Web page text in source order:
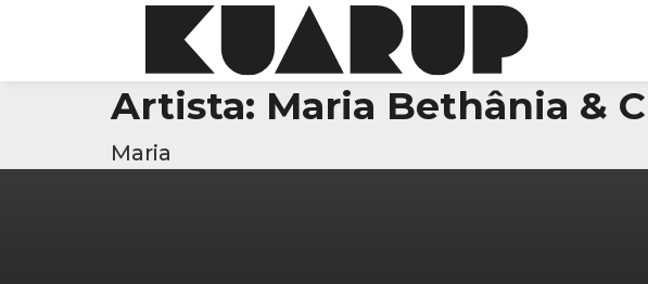
Artista: Maria Bethânia &
Maria